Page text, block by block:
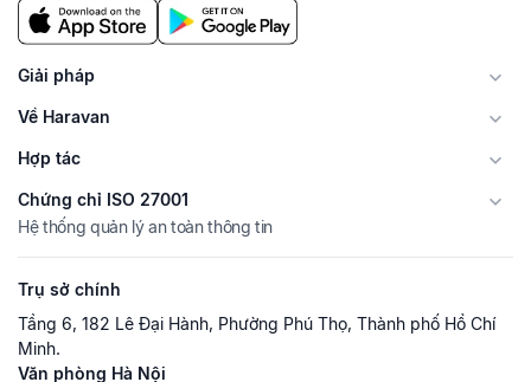
Giải pháp
Về Haravan
Hợp tác
Chứng chỉ ISO 27001
Hệ thống quản lý an toàn thông tin
Trụ sở chính
Tầng 6, 182 Lê Đại Hành, Phường Phú Thọ, Thành phố Hồ Chí
Minh.
Văn phòng Hà Nội